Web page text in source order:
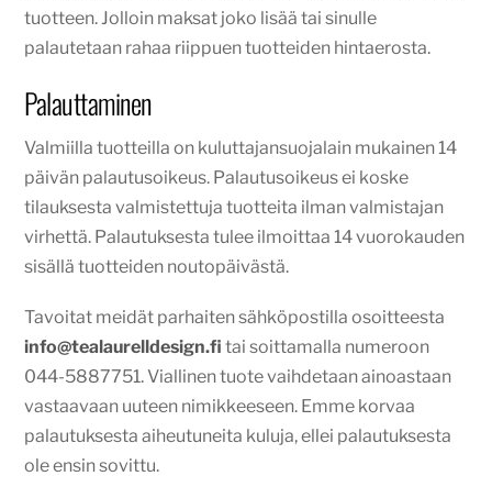
tuotteen. Jolloin maksat joko lisää tai sinulle
palautetaan rahaa riippuen tuotteiden hintaerosta.
Palauttaminen
Valmiilla tuotteilla on kuluttajansuojalain mukainen 14
päivän palautusoikeus. Palautusoikeus ei koske
tilauksesta valmistettuja tuotteita ilman valmistajan
virhettä. Palautuksesta tulee ilmoittaa 14 vuorokauden
sisällä tuotteiden noutopäivästä.
Tavoitat meidät parhaiten sähköpostilla osoitteesta
info@tealaurelldesign.fi tai soittamalla numeroon
044-5887751. Viallinen tuote vaihdetaan ainoastaan
vastaavaan uuteen nimikkeeseen. Emme korvaa
palautuksesta aiheutuneita kuluja, ellei palautuksesta
ole ensin sovittu.